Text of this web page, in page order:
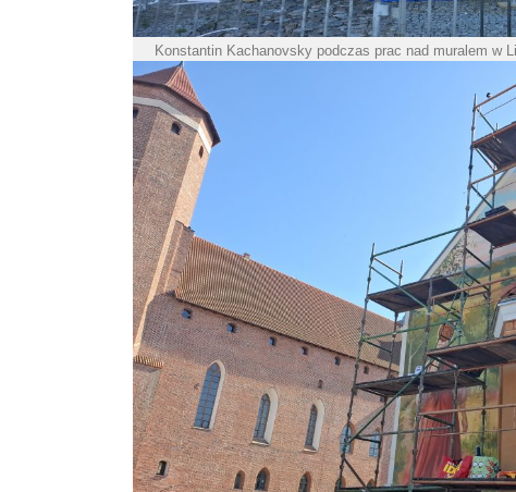
Konstantin Kachanovsky podczas prac nad muralem w